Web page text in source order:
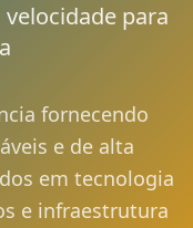
para
fornecendo
e de alta
em tecnologia
e infraestrutura